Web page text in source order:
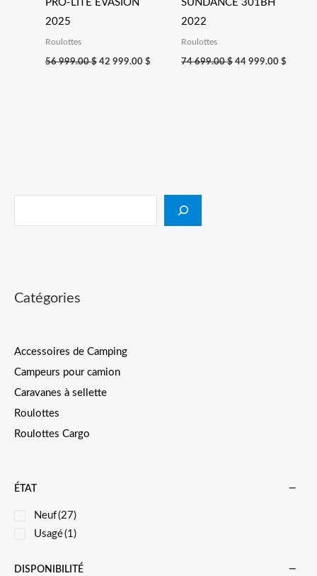
Catégories
Accessoires de Camping
Campeurs pour camion
Caravanes à sellette
Roulottes
Roulottes Cargo
ÉTAT
Neuf(27)
Usagé(1)
DISPONIBILITÉ
PRO-LITE EVASION
2025
Roulottes
56 999.00$ 42 999.00 $
SUNDANCE 301BH
2022
Roulottes
74 699.00$ 44 999.00 $